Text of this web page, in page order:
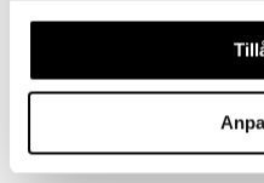
våra cookies vid fortsatt
Squalane Dry Shampoo
Kevyt ja hoitava kuivashampoo Indy Beauty -merkiltä.
9,95 €